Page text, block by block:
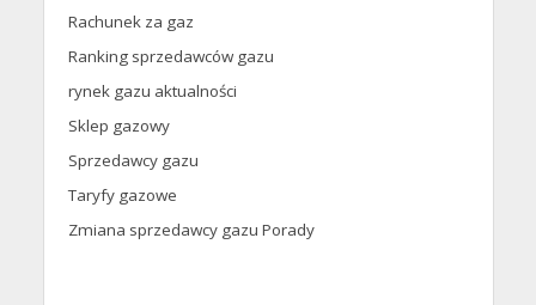
Rachunek za gaz
Ranking sprzedawców gazu
rynek gazu aktualności
Sklep gazowy
Sprzedawcy gazu
Taryfy gazowe
Zmiana sprzedawcy gazu Porady